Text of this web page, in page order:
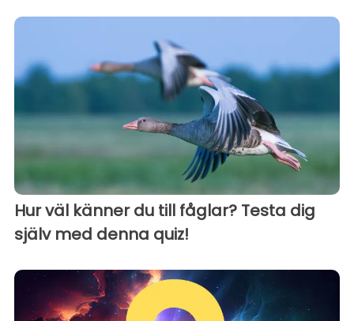
Hur väl känner du till fåglar? Testa dig
själv med denna quiz!